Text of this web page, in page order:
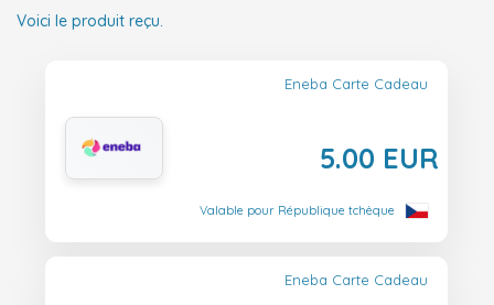
Voici le produit reçu.
Eneba Carte Cadeau
5.00 EUR
Valable pour République tchèque
Eneba Carte Cadeau